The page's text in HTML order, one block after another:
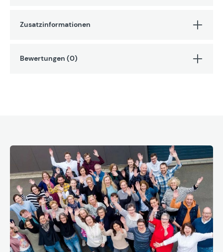
Zusatzinformationen
Bewertungen (0)